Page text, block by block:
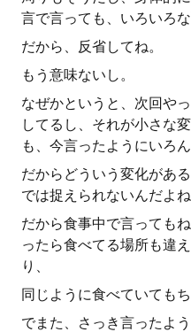
言で言っても、いろいろ
だから、反省してね。
もう意味ないし。
なぜかというと、次回や
してるし、それが小さな
も、今言ったようにいろ
だからどういう変化があ
では捉えられないんだよね
だから食事中で言っても
ったら食べてる場所も違
り、
同じように食べていても
でまた、さっき言ったよ